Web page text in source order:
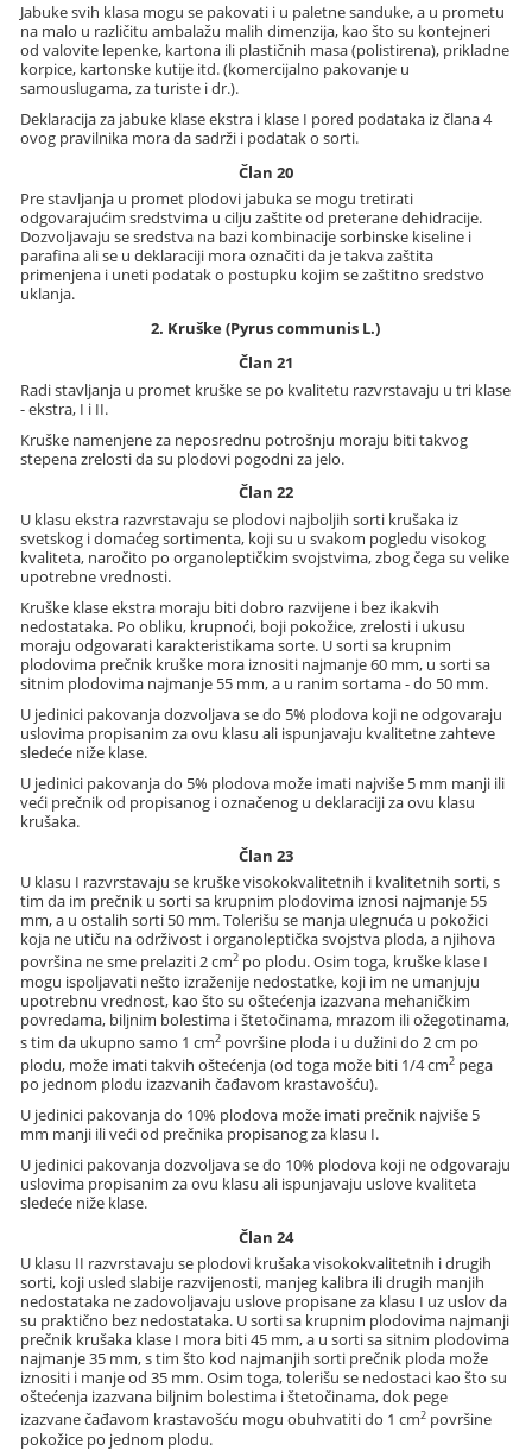
Jabuke svih klasa mogu se pakovati i u paletne sanduke, a u prometu
na malo u različitu ambalažu malih dimenzija, kao što su kontejneri
od valovite lepenke, kartona ili plastičnih masa (polistirena), prikladne
korpice, kartonske kutije itd. (komercijalno pakovanje u
samouslugama, za turiste i dr.).
Deklaracija za jabuke klase ekstra i klase I pored podataka iz člana 4
ovog pravilnika mora da sadrži i podatak o sorti.
Član 20
Pre stavljanja u promet plodovi jabuka se mogu tretirati
odgovarajućim sredstvima u cilju zaštite od preterane dehidracije.
Dozvoljavaju se sredstva na bazi kombinacije sorbinske kiseline i
parafina ali se u deklaraciji mora označiti da je takva zaštita
primenjena i uneti podatak o postupku kojim se zaštitno sredstvo
uklanja.
2. Kruške (Pyrus communis L.)
Član 21
Radi stavljanja u promet kruške se po kvalitetu razvrstavaju u tri klase
- ekstra, I i II.
Kruške namenjene za neposrednu potrošnju moraju biti takvog
stepena zrelosti da su plodovi pogodni za jelo.
Član 22
U klasu ekstra razvrstavaju se plodovi najboljih sorti krušaka iz
svetskog i domaćeg sortimenta, koji su u svakom pogledu visokog
kvaliteta, naročito po organoleptičkim svojstvima, zbog čega su velike
upotrebne vrednosti.
Kruške klase ekstra moraju biti dobro razvijene i bez ikakvih
nedostataka. Po obliku, krupnoći, boji pokožice, zrelosti i ukusu
moraju odgovarati karakteristikama sorte. U sorti sa krupnim
plodovima prečnik kruške mora iznositi najmanje 60 mm, u sorti sa
sitnim plodovima najmanje 55 mm, a u ranim sortama - do 50 mm.
U jedinici pakovanja dozvoljava se do 5% plodova koji ne odgovaraju
uslovima propisanim za ovu klasu ali ispunjavaju kvalitetne zahteve
sledeće niže klase.
U jedinici pakovanja do 5% plodova može imati najviše 5 mm manji ili
veći prečnik od propisanog i označenog u deklaraciji za ovu klasu
krušaka.
Član 23
U klasu I razvrstavaju se kruške visokokvalitetnih i kvalitetnih sorti, s
tim da im prečnik u sorti sa krupnim plodovima iznosi najmanje 55
mm, a u ostalih sorti 50 mm. Tolerišu se manja ulegnuća u pokožici
koja ne utiču na održivost i organoleptička svojstva ploda, a njihova
površina ne sme prelaziti 2 cm2 po plodu. Osim toga, kruške klase I
mogu ispoljavati nešto izraženije nedostatke, koji im ne umanjuju
upotrebnu vrednost, kao što su oštećenja izazvana mehaničkim
povredama, biljnim bolestima i štetočinama, mrazom ili ožegotinama,
s tim da ukupno samo 1 cm2 površine ploda i u dužini do 2 cm po
plodu, može imati takvih oštećenja (od toga može biti 1/4 cm2 pega
po jednom plodu izazvanih čađavom krastavošću).
U jedinici pakovanja do 10% plodova može imati prečnik najviše 5
mm manji ili veći od prečnika propisanog za klasu I.
U jedinici pakovanja dozvoljava se do 10% plodova koji ne odgovaraju
uslovima propisanim za ovu klasu ali ispunjavaju uslove kvaliteta
sledeće niže klase.
Član 24
U klasu II razvrstavaju se plodovi krušaka visokokvalitetnih i drugih
sorti, koji usled slabije razvijenosti, manjeg kalibra ili drugih manjih
nedostataka ne zadovoljavaju uslove propisane za klasu I uz uslov da
su praktično bez nedostataka. U sorti sa krupnim plodovima najmanji
prečnik krušaka klase I mora biti 45 mm, a u sorti sa sitnim plodovima
najmanje 35 mm, s tim što kod najmanjih sorti prečnik ploda može
iznositi i manje od 35 mm. Osim toga, tolerišu se nedostaci kao što su
oštećenja izazvana biljnim bolestima i štetočinama, dok pege
izazvane čađavom krastavošću mogu obuhvatiti do 1 cm2 površine
pokožice po jednom plodu.